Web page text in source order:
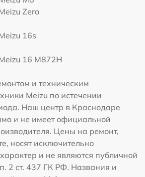
Zero
16s
16 M872H
и техническим
Meizu по истечении
Наш центр в Краснодаре
и не имеет официальной
Цены на ремонт,
носят исключительно
и не являются публичной
2 ст. 437 ГК РФ. Названия и